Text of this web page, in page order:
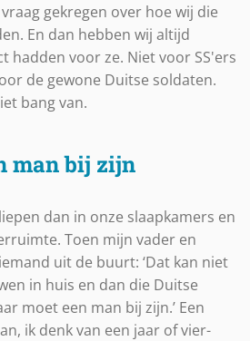
gekregen over hoe wij die
En dan hebben wij altijd
hadden voor ze. Niet voor SS'ers
de gewone Duitse soldaten.
bang van.
man bij zijn
dan in onze slaapkamers en
Toen mijn vader en
uit de buurt: ‘Dat kan niet
in huis en dan die Duitse
moet een man bij zijn.’ Een
ik denk van een jaar of vier-